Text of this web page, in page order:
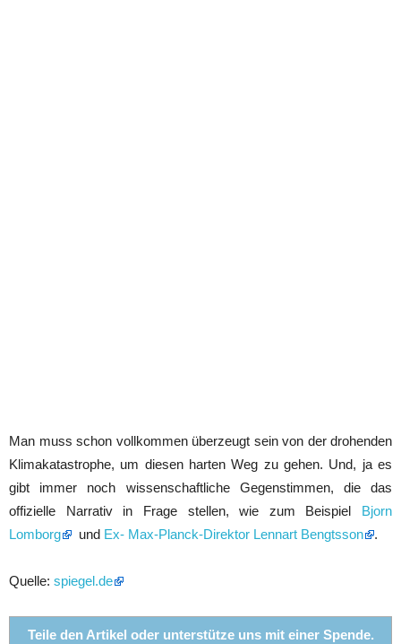
Man muss schon vollkommen überzeugt sein von der drohenden
Klimakatastrophe, um diesen harten Weg zu gehen. Und, ja es
gibt immer noch wissenschaftliche Gegenstimmen, die das
offizielle Narrativ in Frage stellen, wie zum Beispiel Bjorn
Lomborg
und Ex- Max-Planck-Direktor Lennart Bengtsson .
Quelle: spiegel.de
Teile den Artikel oder unterstütze uns mit einer Spende.